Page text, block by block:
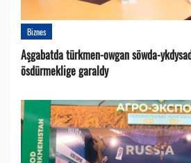
Biznes
Aşgabatda türkmen-owgan söwda-
ösdürmeklige garaldy